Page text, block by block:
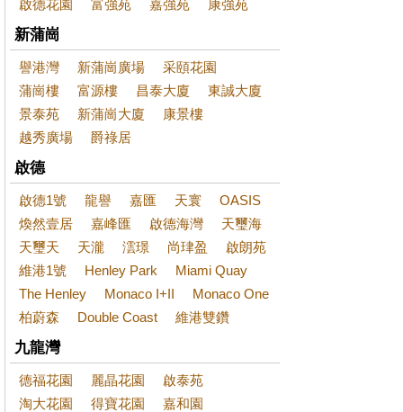
啟德花園
富強苑 嘉強苑 康強苑
新蒲崗
譽港灣 新蒲崗廣場
采頤花園
蒲崗樓
富源樓 昌泰大廈
東誠大廈
景泰苑
新蒲崗大廈
康景樓
越秀廣場
爵祿居
啟德
啟德1號 龍譽 嘉匯 天寰
OASIS
煥然壹居
嘉峰匯 啟德海灣
天璽海
天璽天
天瀧 澐璟 尚珒盈
啟朗苑
維港1號
Henley Park
Miami Quay
The Henley
Monaco I+II
Monaco One
柏蔚森
Double Coast 維港雙鑽
九龍灣
德福花園 麗晶花園
啟泰苑
淘大花園
得寶花園 嘉和園